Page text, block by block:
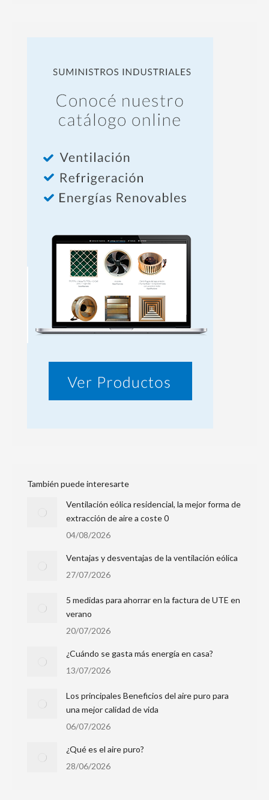
También puede interesarte
Ventilación eólica residencial, la mejor forma de
extracción de aire a coste 0
04/08/2026
Ventajas y desventajas de la ventilación eólica
27/07/2026
5 medidas para ahorrar en la factura de UTE en
verano
20/07/2026
¿Cuándo se gasta más energía en casa?
13/07/2026
Los principales Beneficios del aire puro para
una mejor calidad de vida
06/07/2026
¿Qué es el aire puro?
28/06/2026